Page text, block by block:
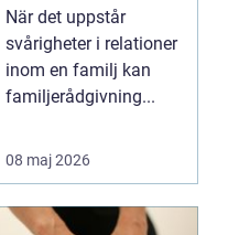
När det uppstår
svårigheter i relationer
inom en familj kan
familjerådgivning...
08 maj 2026